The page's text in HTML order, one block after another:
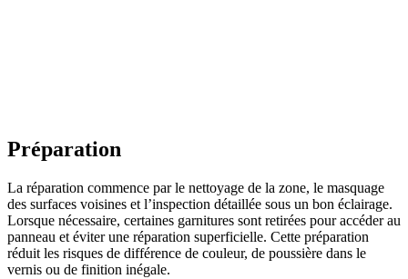
Préparation
La réparation commence par le nettoyage de la zone, le masquage
des surfaces voisines et l’inspection détaillée sous un bon éclairage.
Lorsque nécessaire, certaines garnitures sont retirées pour accéder au
panneau et éviter une réparation superficielle. Cette préparation
réduit les risques de différence de couleur, de poussière dans le
vernis ou de finition inégale.